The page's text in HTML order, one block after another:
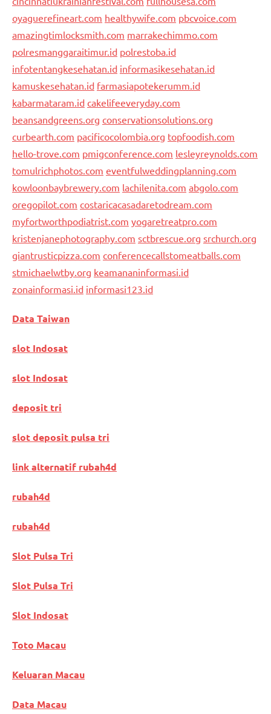
oyaguerefineart.com healthywife.com pbcvoice.com
amazingtimlocksmith.com marrakechimmo.com
polresmanggaraitimur.id polrestoba.id
infotentangkesehatan.id informasikesehatan.id
kamuskesehatan.id farmasiapotekerumm.id
kabarmataram.id cakelifeeveryday.com
beansandgreens.org conservationsolutions.org
curbearth.com pacificocolombia.org topfoodish.com
hello-trove.com pmigconference.com lesleyreynolds.com
tomulrichphotos.com eventfulweddingplanning.com
kowloonbaybrewery.com lachilenita.com abgolo.com
oregopilot.com costaricacasadaretodream.com
myfortworthpodiatrist.com yogaretreatpro.com
kristenjanephotography.com sctbrescue.org srchurch.org
giantrusticpizza.com conferencecallstomeatballs.com
stmichaelwtby.org keamananinformasi.id
zonainformasi.id informasi123.id
Data Taiwan
slot Indosat
slot Indosat
deposit tri
slot deposit pulsa tri
link alternatif rubah4d
rubah4d
rubah4d
Slot Pulsa Tri
Slot Pulsa Tri
Slot Indosat
Toto Macau
Keluaran Macau
Data Macau